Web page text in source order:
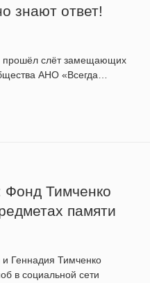
знают ответ!
прошёл слёт замещающих
АНО «Всегда…
Тимченко
памяти
Геннадия Тимченко
в социальной сети